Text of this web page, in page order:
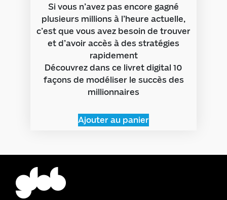
Si vous n’avez pas encore gagné
plusieurs millions à l’heure actuelle,
c’est que vous avez besoin de trouver
et d’avoir accès à des stratégies
rapidement
Découvrez dans ce livret digital 10
façons de modéliser le succès des
millionnaires
Ajouter au panier